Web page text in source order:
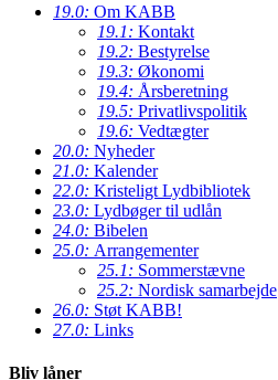
19.0: Om KABB
19.1: Kontakt
19.2: Bestyrelse
19.3: Økonomi
19.4: Årsberetning
19.5: Privatlivspolitik
19.6: Vedtægter
20.0: Nyheder
21.0: Kalender
22.0: Kristeligt Lydbibliotek
23.0: Lydbøger til udlån
24.0: Bibelen
25.0: Arrangementer
25.1: Sommerstævne
25.2: Nordisk samarbejde
26.0: Støt KABB!
27.0: Links
Bliv låner